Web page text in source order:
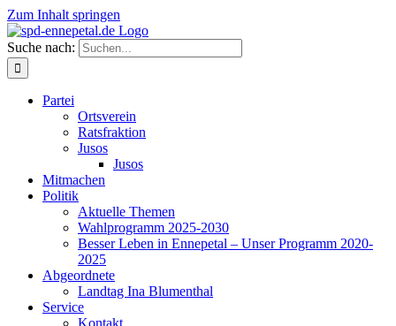
Zum Inhalt springen
Suche nach:
Partei
Ortsverein
Ratsfraktion
Jusos
Jusos
Mitmachen
Politik
Aktuelle Themen
Wahlprogramm 2025-2030
Besser Leben in Ennepetal – Unser Programm 2020-
2025
Abgeordnete
Landtag Ina Blumenthal
Service
Kontakt